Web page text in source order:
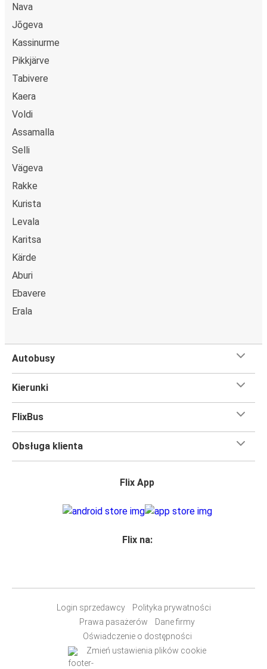
Nava
Jõgeva
Kassinurme
Pikkjärve
Tabivere
Kaera
Voldi
Assamalla
Selli
Vägeva
Rakke
Kurista
Levala
Karitsa
Kärde
Aburi
Ebavere
Erala
Autobusy
Kierunki
FlixBus
Obsługa klienta
Flix App
Flix na:
Login sprzedawcy
Polityka prywatności
Prawa pasażerów
Dane firmy
Oświadczenie o dostępności
Zmień ustawienia plików cookie